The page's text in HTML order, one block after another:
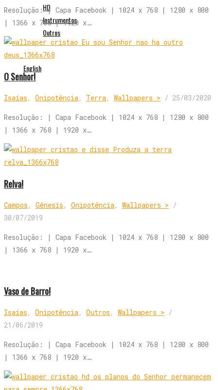
HD
Instrumentos
Outros
English
Resolução: | Capa Facebook | 1024 x 768 | 1280 x 800
| 1366 x 768 | 1920 x…
O Senhor!
Isaías , Onipotência, Terra, Wallpapers > / 25/03/2020
Resolução: | Capa Facebook | 1024 x 768 | 1280 x 800
| 1366 x 768 | 1920 x…
Relva!
Campos , Gênesis , Onipotência, Wallpapers > /
30/07/2019
Resolução: | Capa Facebook | 1024 x 768 | 1280 x 800
| 1366 x 768 | 1920 x…
Vaso de Barro!
Isaías , Onipotência, Outros , Wallpapers > /
21/06/2019
Resolução: | Capa Facebook | 1024 x 768 | 1280 x 800
| 1366 x 768 | 1920 x…